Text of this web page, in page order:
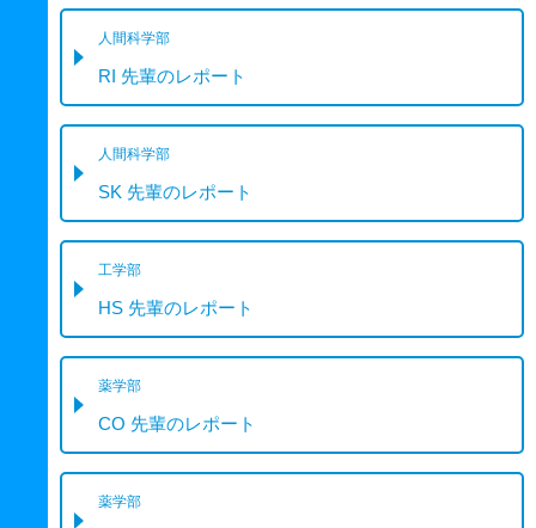
人間科学部
RI 先輩のレポート
人間科学部
SK 先輩のレポート
工学部
HS 先輩のレポート
薬学部
CO 先輩のレポート
薬学部